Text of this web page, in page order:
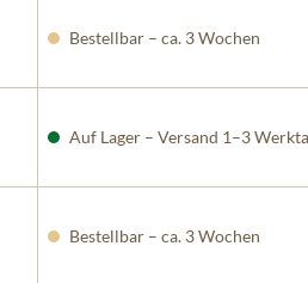
Bestellbar – ca. 3 Wochen
Auf Lager – Versand 1–3
Bestellbar – ca. 3 Wochen